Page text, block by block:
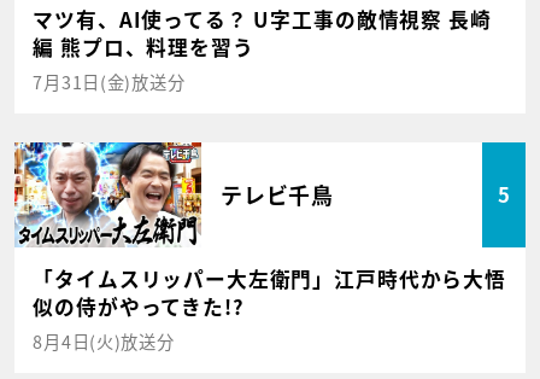
マツ有、AI使ってる？ U字工事の敵情視察 長崎
編 熊プロ、料理を習う
7月31日(金)放送分
テレビ千鳥 5
「タイムスリッパー大左衛門」江戸時代から大悟
似の侍がやってきた!?
8月4日(火)放送分